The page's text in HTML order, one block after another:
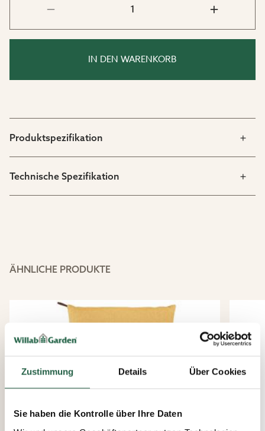
Zustimmung Details Über Cookies
Sie haben die Kontrolle über Ihre Daten
Auflagenbox für eine praktische und geschützte
Das Polster wird separat verkauft und ist die perfekte
maximieren möchten.
IN DEN WARENKORB
Produktspezifikation
Technische Spezifikation
ÄHNLICHE PRODUKTE